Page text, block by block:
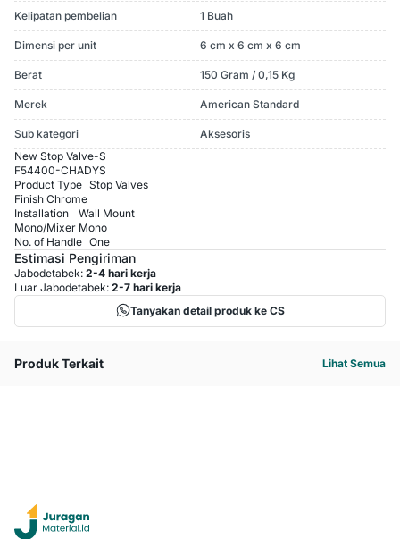
Kelipatan pembelian 1 Buah
Dimensi per unit 6 cm x 6 cm x 6 cm
Berat 150 Gram / 0,15 Kg
Merek American Standard
Sub kategori
Aksesoris
New Stop Valve-S
F54400-CHADYS
Product Type Stop Valves
Finish Chrome
Installation
Wall Mount
Mono/Mixer Mono
No. of Handle One
Estimasi Pengiriman
Jabodetabek: 2-4 hari kerja
Luar Jabodetabek: 2-7 hari kerja
Tanyakan detail produk ke CS
Produk Terkait Lihat Semua